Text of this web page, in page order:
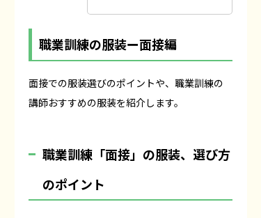
職業訓練の服装ー面接編
面接での服装選びのポイントや、職業訓練の
講師おすすめの服装を紹介します。
職業訓練「面接」の服装、選び方
のポイント